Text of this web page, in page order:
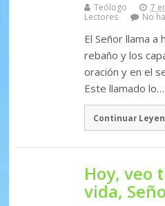
Teólogo 7
Lectores
No
El Señor llama
rebaño y los
oración y en el
Este llamado lo…
Continuar
Hoy, veo
vida,